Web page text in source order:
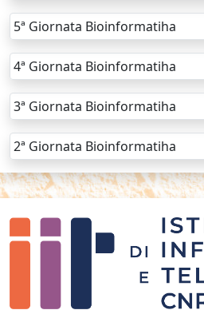
5ª Giornata Bioinformatiha
4ª Giornata Bioinformatiha
3ª Giornata Bioinformatiha
2ª Giornata Bioinformatiha